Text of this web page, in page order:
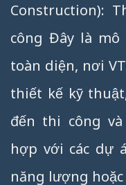
Construction):
công Đây là mô
toàn diện, nơi
thiết kế kỹ
đến thi công
hợp với các dự
năng lượng